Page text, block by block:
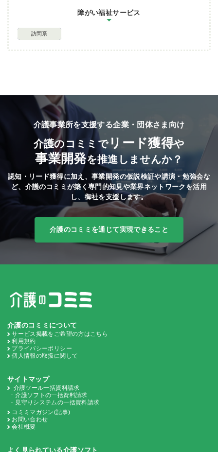
障がい福祉サービス
訪問系
介護事業所を支援する企業・団体さま向け
介護のコミミでリード獲得や
事業開発を推進しませんか？
認知・リード獲得に加え、事業開発の仮説検証や講演・勉強会な
ど、 介護のコミミが築く専門的知見や業界ネットワークを活用
し、御社を支援します。
介護のコミミを通じて実現できること
介護のコミミについて
サービス掲載をご希望の方はこちら
利用規約
プライバシーポリシー
個人情報の取扱に関して
サイトマップ
介護ツール一括資料請求
介護ソフトの一括資料請求
見守りシステムの一括資料請求
コミミマガジン(記事)
お問い合わせ
会社概要
よく見られている介護ソフト